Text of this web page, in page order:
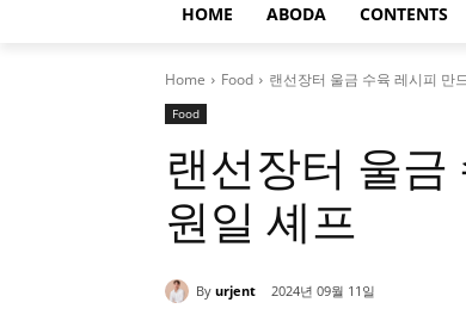
HOME ABODA CONTENTS
Home Food 랜선장터 울금 수육 레시피 만
Food
랜선장터 울금
원일 셰프
By urjent 2024년 09월 11일